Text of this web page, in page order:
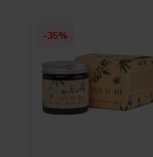
-35%